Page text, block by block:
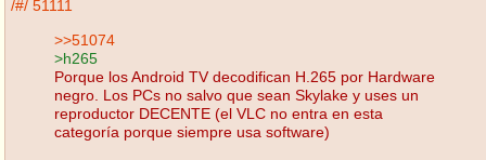
/#/ 51111
>>51074
>h265
Porque los Android TV decodifican H.265 por Hardware
negro. Los PCs no salvo que sean Skylake y uses un
reproductor DECENTE (el VLC no entra en esta
categoría porque siempre usa software)